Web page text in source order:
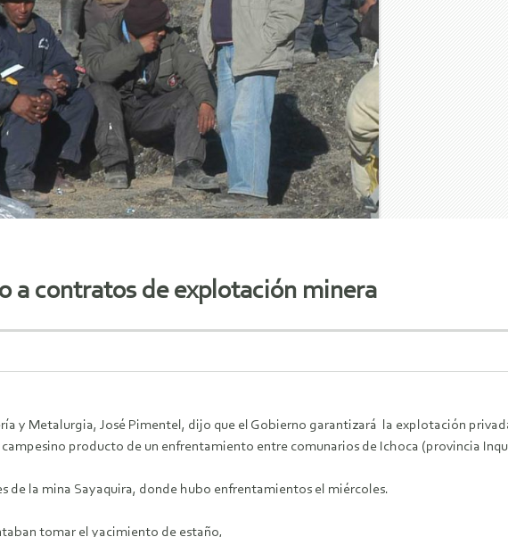
a contratos de explotación minera
y Metalurgia, José Pimentel, dijo que el Gobierno garantizará la explotación
producto de un enfrentamiento entre comunarios de Ichoca (provincia
de la mina Sayaquira, donde hubo enfrentamientos el miércoles.
tomar el yacimiento de estaño,